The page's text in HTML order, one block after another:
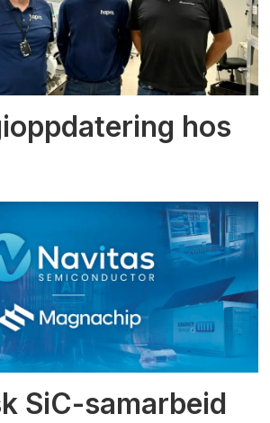
hos
SiC-samarbeid